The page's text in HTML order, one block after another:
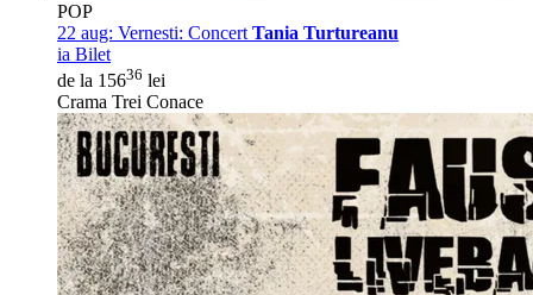
POP
22 aug: Vernesti: Concert Tania Turtureanu
ia Bilet
de la 15636 lei
Crama Trei Conace